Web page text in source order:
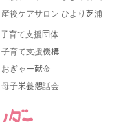
産後ケアサロン ひより芝浦
子育て支援団体
子育て支援機構
おぎゃー献金
母子栄養懇話会